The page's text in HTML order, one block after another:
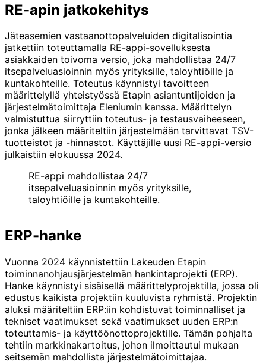
RE-apin jatkokehitys
Jäteasemien vastaanottopalveluiden digitalisointia
jatkettiin toteuttamalla RE-appi-sovelluksesta
asiakkaiden toivoma versio, joka mahdollistaa 24/7
itsepalveluasioinnin myös yrityksille, taloyhtiöille ja
kuntakohteille. Toteutus käynnistyi tavoitteen
määrittelyllä yhteistyössä Etapin asiantuntijoiden ja
järjestelmätoimittaja Eleniumin kanssa. Määrittelyn
valmistuttua siirryttiin toteutus- ja testausvaiheeseen,
jonka jälkeen määriteltiin järjestelmään tarvittavat TSV-
tuotteistot ja -hinnastot. Käyttäjille uusi RE-appi-versio
julkaistiin elokuussa 2024.
RE-appi mahdollistaa 24/7
itsepalveluasioinnin myös yrityksille,
taloyhtiöille ja kuntakohteille.
ERP-hanke
Vuonna 2024 käynnistettiin Lakeuden Etapin
toiminnanohjausjärjestelmän hankintaprojekti (ERP).
Hanke käynnistyi sisäisellä määrittelyprojektilla, jossa oli
edustus kaikista projektiin kuuluvista ryhmistä. Projektin
aluksi määriteltiin ERP:iin kohdistuvat toiminnalliset ja
tekniset vaatimukset sekä vaatimukset uuden ERP:n
toteuttamis- ja käyttöönottoprojektille. Tämän pohjalta
tehtiin markkinakartoitus, johon ilmoittautui mukaan
seitsemän mahdollista järjestelmätoimittajaa.